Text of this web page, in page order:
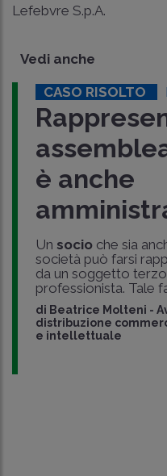
Lefebvre S.p.A.
Vedi anche
CASO RISOLTO
è anche
Un socioche sia
società può farsi
da un soggetto
professionista. Tale
di Beatrice Molteni -
distribuzione
e intellettuale